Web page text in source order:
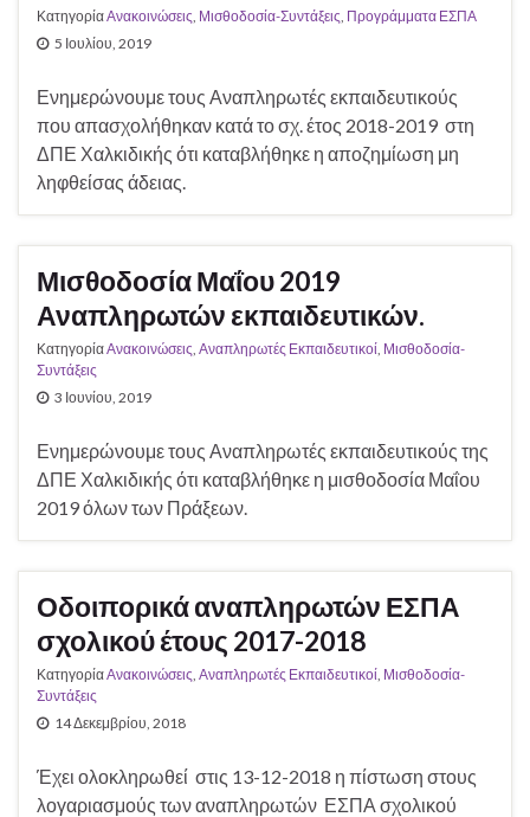
ΚατηγορίαΑνακοινώσεις Μισθοδοσία-Συντάξεις Προγράμματα ΕΣΠΑ
5 Ιουλίου, 2019
Ενημερώνουμε τους Αναπληρωτές εκπαιδευτικούς
που απασχολήθηκαν κατά το σχ. έτος 2018-2019 στη
ΔΠΕ Χαλκιδικής ότι καταβλήθηκε η αποζημίωση μη
ληφθείσας άδειας.
Μισθοδοσία Μαΐου 2019
Αναπληρωτών εκπαιδευτικών.
ΚατηγορίαΑνακοινώσεις Αναπληρωτές Εκπαιδευτικοί Μισθοδοσία-
Συντάξεις
3 Ιουνίου, 2019
Ενημερώνουμε τους Αναπληρωτές εκπαιδευτικούς της
ΔΠΕ Χαλκιδικής ότι καταβλήθηκε η μισθοδοσία Μαΐου
2019 όλων των Πράξεων.
Οδοιπορικά αναπληρωτών ΕΣΠΑ
σχολικού έτους 2017-2018
ΚατηγορίαΑνακοινώσεις Αναπληρωτές Εκπαιδευτικοί Μισθοδοσία-
Συντάξεις
14 Δεκεμβρίου, 2018
Έχει ολοκληρωθεί στις 13-12-2018 η πίστωση στους
λογαριασμούς των αναπληρωτών ΕΣΠΑ σχολικού